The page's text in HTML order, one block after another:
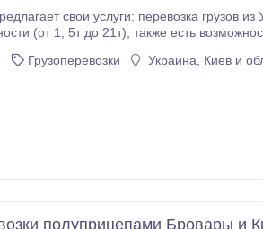
свои услуги: перевозка грузов
перевозить сборные и опасные грузы (ADR). Грузоперевозки Украина
растаможены получателем груза.
Грузоперевозки Украина, Киев и
полуприцепами Бровары и